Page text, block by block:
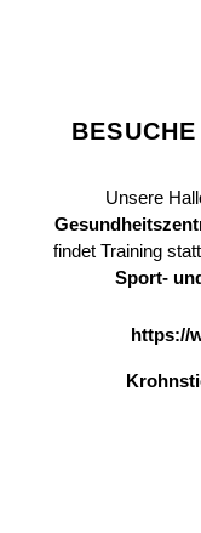
Unsere
findet Training
Sport-
https://